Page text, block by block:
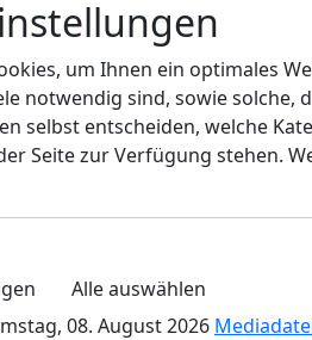
um Ihnen ein optimales
notwendig sind, sowie
selbst entscheiden, welche
Seite zur Verfügung stehen.
Alle auswählen
08. August 2026